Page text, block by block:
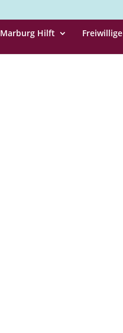
Marburg Hilft Freiwillige